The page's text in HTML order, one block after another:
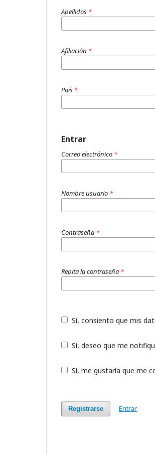
Apellidos *
Afiliación *
País *
Entrar
Correo electrónico *
Nombre usuario *
Contraseña *
Repita la contraseña *
Sí, consiento que mis
Sí, deseo que me
Sí, me gustaría que me
Registrarse Entrar